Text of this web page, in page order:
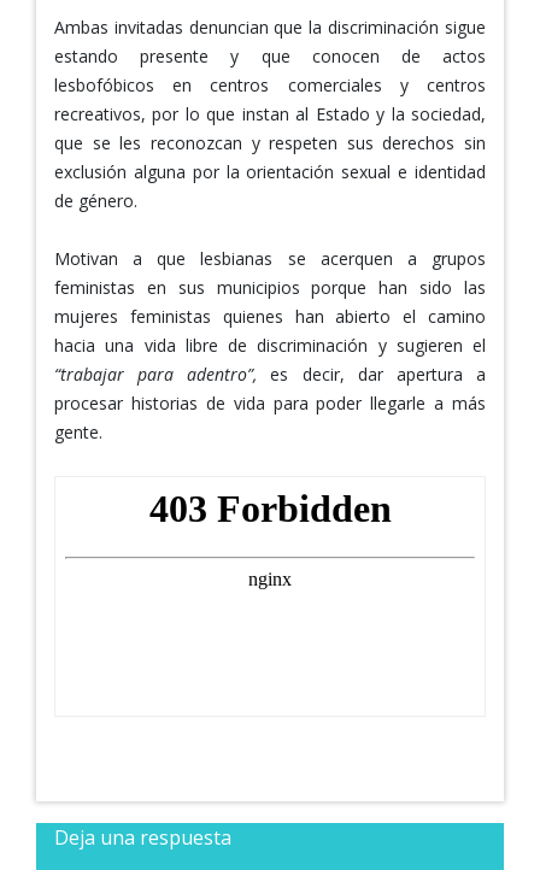
Ambas invitadas denuncian que la discriminación sigue
estando presente y que conocen de actos
lesbofóbicos en centros comerciales y centros
recreativos, por lo que instan al Estado y la sociedad,
que se les reconozcan y respeten sus derechos sin
exclusión alguna por la orientación sexual e identidad
de género.
Motivan a que lesbianas se acerquen a grupos
feministas en sus municipios porque han sido las
mujeres feministas quienes han abierto el camino
hacia una vida libre de discriminación y sugieren el
“trabajar para adentro”, es decir, dar apertura a
procesar historias de vida para poder llegarle a más
gente.
Deja una respuesta